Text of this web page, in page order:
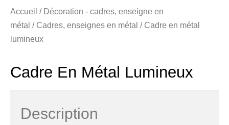
Accueil / Décoration - cadres, enseigne en
métal / Cadres, enseignes en métal / Cadre en métal
lumineux
Cadre En Métal Lumineux
Description